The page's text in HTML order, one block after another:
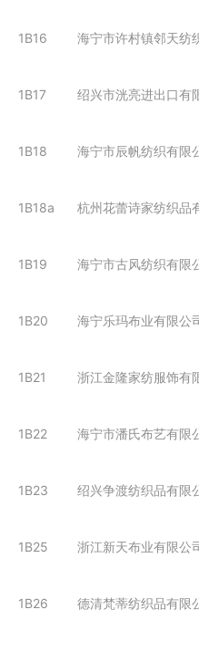
1B16 海宁市许村镇邻天纺
1B17 绍兴市洸亮进出口有
1B18 海宁市辰帆纺织有限
1B18a 杭州花蕾诗家纺织品
1B19 海宁市古风纺织有限
1B20 海宁乐玛布业有限公
1B21 浙江金隆家纺服饰有
1B22 海宁市潘氏布艺有限
1B23 绍兴争渡纺织品有限
1B25 浙江新天布业有限公
1B26 德清梵蒂纺织品有限